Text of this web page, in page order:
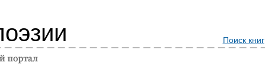
Поиск книг